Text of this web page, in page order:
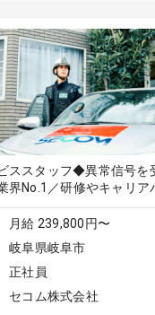
ススタッフ◆異常信号を
界No.1／研修やキャリア
月給 239,800円〜
岐阜県岐阜市
正社員
セコム株式会社